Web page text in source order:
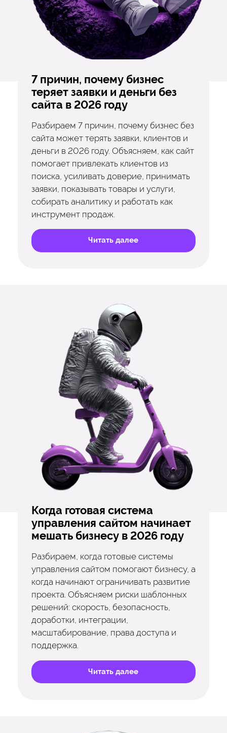
7 причин, почему бизнес
теряет заявки и деньги без
сайта в 2026 году
Разбираем 7 причин, почему бизнес без
сайта может терять заявки, клиентов и
деньги в 2026 году. Объясняем, как сайт
помогает привлекать клиентов из
поиска, усиливать доверие, принимать
заявки, показывать товары и услуги,
собирать аналитику и работать как
инструмент продаж.
Читать далее
Когда готовая система
управления сайтом начинает
мешать бизнесу в 2026 году
Разбираем, когда готовые системы
управления сайтом помогают бизнесу, а
когда начинают ограничивать развитие
проекта. Объясняем риски шаблонных
решений: скорость, безопасность,
доработки, интеграции,
масштабирование, права доступа и
поддержка.
Читать далее